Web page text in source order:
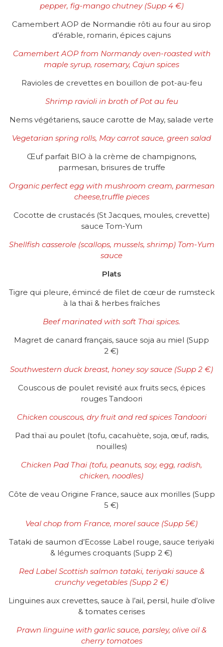
pepper, fig-mango chutney (Supp 4 €)
Camembert AOP de Normandie rôti au four au sirop
d’érable, romarin, épices cajuns
Camembert AOP from Normandy oven-roasted with
maple syrup, rosemary, Cajun spices
Ravioles de crevettes en bouillon de pot-au-feu
Shrimp ravioli in broth of Pot au feu
Nems végétariens, sauce carotte de May, salade verte
Vegetarian spring rolls, May carrot sauce, green salad
Œuf parfait BIO à la crème de champignons,
parmesan, brisures de truffe
Organic perfect egg with mushroom cream, parmesan
cheese,truffle pieces
Cocotte de crustacés (St Jacques, moules, crevette)
sauce Tom-Yum
Shellfish casserole (scallops, mussels, shrimp) Tom-Yum
sauce
Plats
Tigre qui pleure, émincé de filet de cœur de rumsteck
à la thaï & herbes fraîches
Beef marinated with soft Thai spices.
Magret de canard français, sauce soja au miel (Supp
2 €)
Southwestern duck breast, honey soy sauce (Supp 2 €)
Couscous de poulet revisité aux fruits secs, épices
rouges Tandoori
Chicken couscous, dry fruit and red spices Tandoori
Pad thaï au poulet (tofu, cacahuète, soja, œuf, radis,
nouilles)
Chicken Pad Thai (tofu, peanuts, soy, egg, radish,
chicken, noodles)
Côte de veau Origine France, sauce aux morilles (Supp
5 €)
Veal chop from France, morel sauce (Supp 5€)
Tataki de saumon d’Ecosse Label rouge, sauce teriyaki
& légumes croquants (Supp 2 €)
Red Label Scottish salmon tataki, teriyaki sauce &
crunchy vegetables (Supp 2 €)
Linguines aux crevettes, sauce à l’ail, persil, huile d’olive
& tomates cerises
Prawn linguine with garlic sauce, parsley, olive oil &
cherry tomatoes